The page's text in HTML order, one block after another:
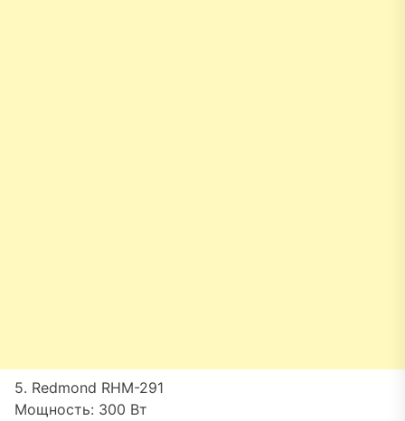
5. Redmond RHM-291
Мощность: 300 Вт